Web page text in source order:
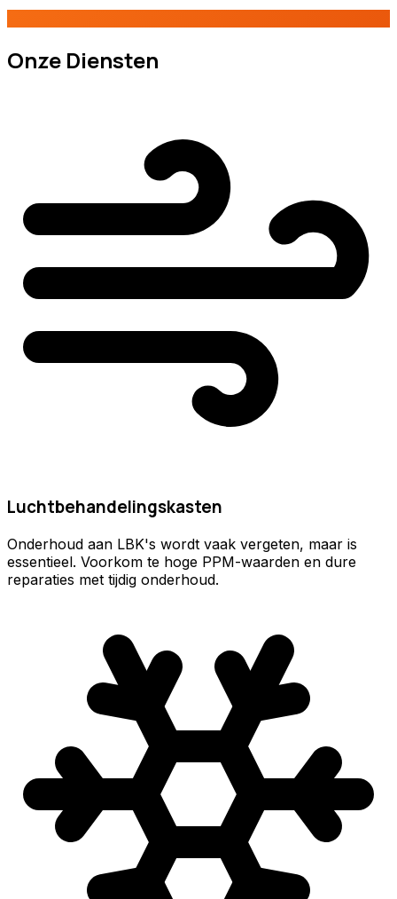
Onze Diensten
Luchtbehandelingskasten
Onderhoud aan LBK's wordt vaak vergeten, maar is
essentieel. Voorkom te hoge PPM-waarden en dure
reparaties met tijdig onderhoud.